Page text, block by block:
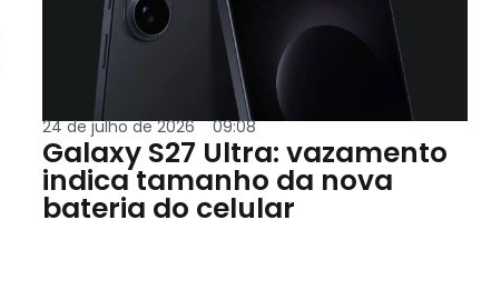
24 de julho de 2026 09:08
Galaxy S27 Ultra: vazamento
indica tamanho da nova
bateria do celular